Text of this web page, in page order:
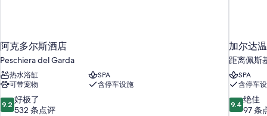
阿克多尔斯酒店
Peschiera del Garda
热水浴缸
SPA
可带宠物
含停车设施
9.2
分，
9.2 好极了
532 条点评
加尔达
距离佩斯
SPA
含停车
9.4
分，
9.4 绝佳
97 条